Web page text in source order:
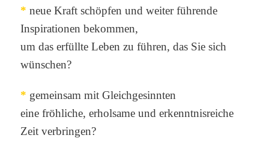
* neue Kraft schöpfen und weiter führende
Inspirationen bekommen,
um das erfüllte Leben zu führen, das Sie sich
wünschen?
* gemeinsam mit Gleichgesinnten
eine fröhliche, erholsame und erkenntnisreiche
Zeit verbringen?